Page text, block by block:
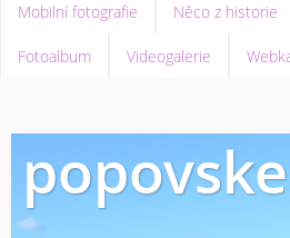
Mobilní fotografie Něco z historie
Fotoalbum Videogalerie